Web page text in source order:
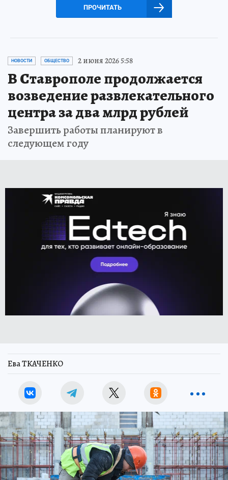
ПРОЧИТАТЬ
НОВОСТИ ОБЩЕСТВО 2 июня 2026 5:58
В Ставрополе продолжается
возведение развлекательного
центра за два млрд рублей
Завершить работы планируют в
следующем году
Ева ТКАЧЕНКО